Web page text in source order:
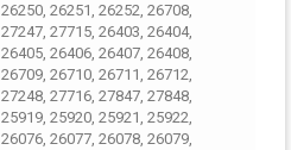
26250, 26251, 26252, 26708,
27247, 27715, 26403, 26404,
26405, 26406, 26407, 26408,
26709, 26710, 26711, 26712,
27248, 27716, 27847, 27848,
25919, 25920, 25921, 25922,
26076, 26077, 26078, 26079,